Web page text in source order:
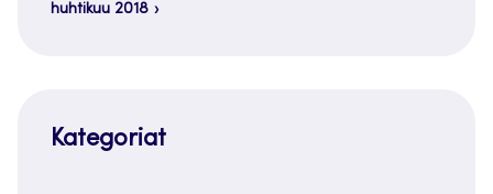
huhtikuu 2018
Kategoriat